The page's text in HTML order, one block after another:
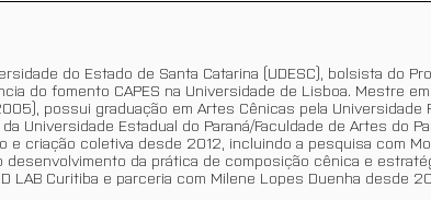
do Estado de Santa Catarina (UDESC), bolsista do
do fomento CAPES na Universidade de Lisboa. Mestre
possui graduação em Artes Cênicas pela Universidade
Universidade Estadual do Paraná/Faculdade de Artes do
e criação coletiva desde 2012, incluindo a pesquisa com
desenvolvimento da prática de composição cênica e
LAB Curitiba e parceria com Milene Lopes Duenha desde